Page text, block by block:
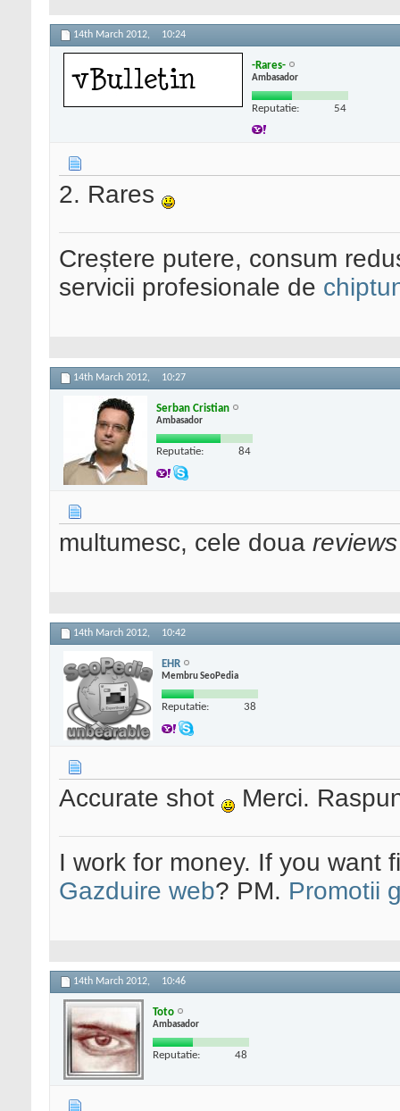
14th March 2012, 10:24
-Rares-
Ambasador
Reputatie: 54
2. Rares
Creștere putere, consum
servicii profesionale de
14th March 2012, 10:27
Serban Cristian
Ambasador
Reputatie: 84
multumesc, cele doua reviews
14th March 2012, 10:42
EHR
Membru SeoPedia
Reputatie: 38
Accurate shot Merci.
I work for money. If you want
Gazduire web? PM. Promotii
14th March 2012, 10:46
Toto
Ambasador
Reputatie: 48